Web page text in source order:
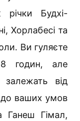
Будхі-
Хорлабесі та
Ви гуляєте
годин, але
від
до ваших умов
Ганеш Гімал,